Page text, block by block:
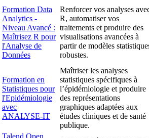
Formation Data
Analytics -
Niveau Avancé :
Maîtrisez R pour
l'Analyse de
Données
Renforcer vos analyses
R, automatiser vos
traitements et produire des
visualisations avancées à
partir de modèles
robustes.
Formation en
Statistiques pour
l'Epidémiologie
avec
ANALYSE-IT
Maîtriser les analyses
statistiques spécifiques à
l’épidémiologie et produire
des représentations
graphiques adaptées aux
études cliniques et de santé
publique.